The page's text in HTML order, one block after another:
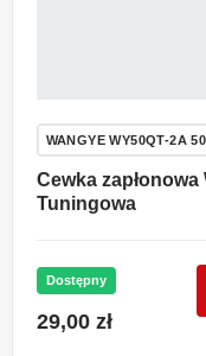
WANGYE WY50QT-2A
Cewka zapłonowa
Tuningowa
Dostępny
29,00 zł